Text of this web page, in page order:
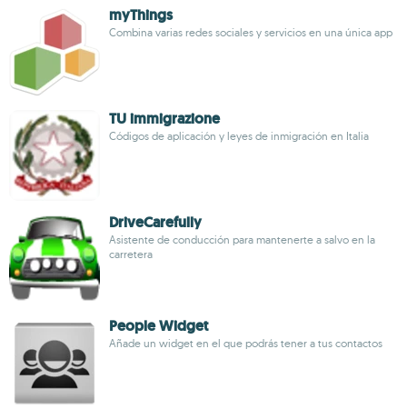
myThings
Combina varias redes sociales y servicios en una única app
TU immigrazione
Códigos de aplicación y leyes de inmigración en Italia
DriveCarefully
Asistente de conducción para mantenerte a salvo en la
carretera
People Widget
Añade un widget en el que podrás tener a tus contactos